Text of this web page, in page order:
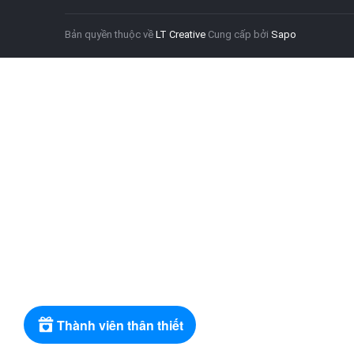
Bản quyền thuộc về LT Creative Cung cấp bởi Sapo
Thành viên thân thiết